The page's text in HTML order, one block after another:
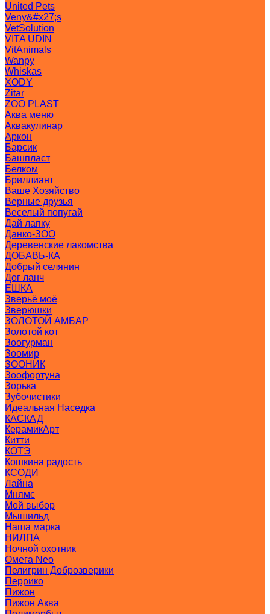
United Pets
Veny&#x27;s
VetSolution
VITA UDIN
VitAnimals
Wanpy
Whiskas
XODY
Zitar
ZOO PLAST
Аква меню
Аквакулинар
Аркон
Барсик
Башпласт
Белком
Бриллиант
Ваше Хозяйство
Верные друзья
Веселый попугай
Дай лапку
Данко-ЗОО
Деревенские лакомства
ДОБАВЬ-КА
Добрый селянин
Дог ланч
ЕШКА
Зверьё моё
Зверюшки
ЗОЛОТОЙ АМБАР
Золотой кот
Зоогурман
Зоомир
ЗООНИК
Зоофортуна
Зорька
Зубочистики
Идеальная Наседка
КАСКАД
КерамикАрт
Китти
КОТЭ
Кошкина радость
КСОДИ
Лайна
Мнямс
Мой выбор
Мышильд
Наша марка
НИЛПА
Ночной охотник
Омега Neo
Пелигрин Доброзверики
Перрико
Пижон
Пижон Аква